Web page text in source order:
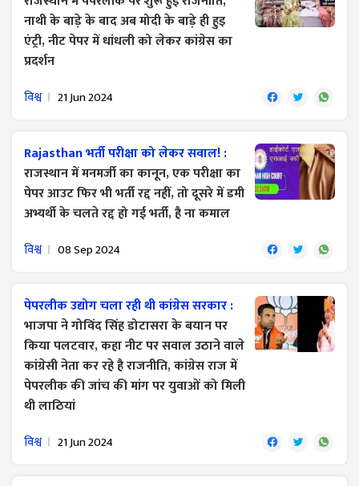
नाथी के बाड़े के बाद अब मोदी के बाड़े ही हुइ
एंट्री, नीट पेपर में धांधली को लेकर कांग्रेस का
प्रदर्शन
विश्व 21 Jun 2024
Rajasthan भर्ती परीक्षा को लेकर सवाल! :
राजस्थान में मनमर्जी का कानून, एक परीक्षा का
पेपर आउट फिर भी भर्ती रद्द नहीं, तो दूसरे में डमी
अभ्यर्थी के चलते रद्द हो गई भर्ती, है ना कमाल
विश्व 08 Sep 2024
पेपरलीक उद्योग चला रही थी कांग्रेस सरकार :
भाजपा ने गोविंद सिंह डोटासरा के बयान पर
किया पलटवार, कहा नीट पर सवाल उठाने वाले
कांग्रेसी नेता कर रहे है राजनीति, कांग्रेस राज में
पेपरलीक की जांच की मांग पर युवाओं को मिली
थी लाठियां
विश्व 21 Jun 2024